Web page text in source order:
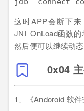
这时APP会断下
JNI_OnLoad函数的
然后便可以继续动态
0x04
1、《Andoroid 软件